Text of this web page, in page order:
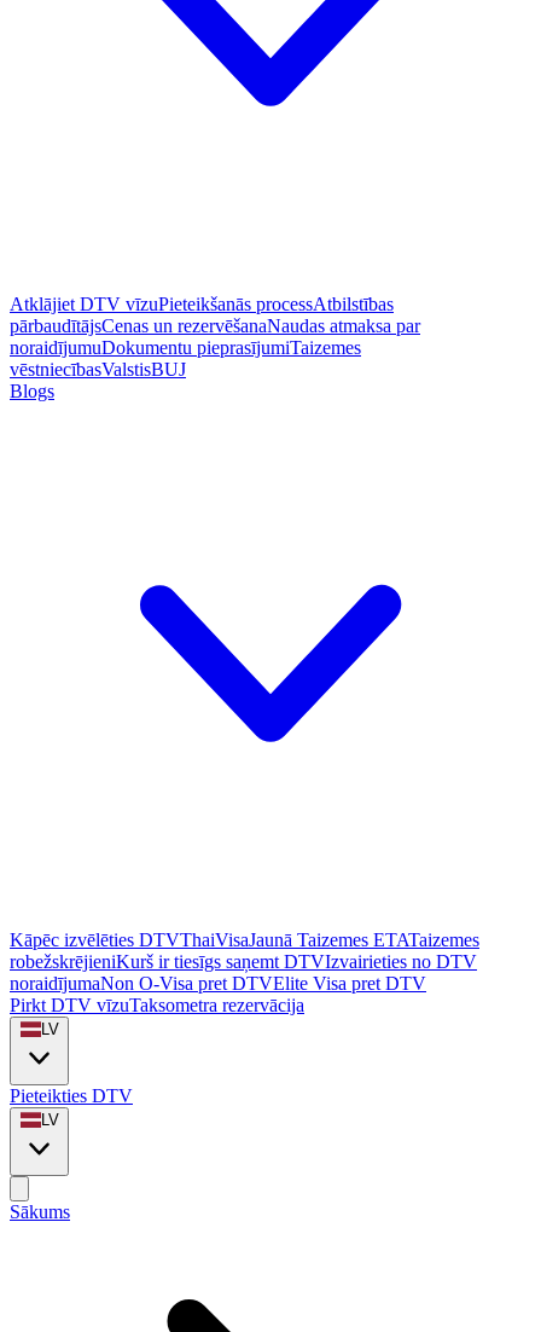
Atklājiet DTV vīzuPieteikšanās processAtbilstības
pārbaudītājsCenas un rezervēšanaNaudas atmaksa par
noraidījumuDokumentu pieprasījumiTaizemes
vēstniecībasValstisBUJ
Blogs
Kāpēc izvēlēties DTVThaiVisaJaunā Taizemes ETATaizemes
robežskrējieniKurš ir tiesīgs saņemt DTVIzvairieties no DTV
noraidījumaNon O-Visa pret DTVElite Visa pret DTV
Pirkt DTV vīzuTaksometra rezervācija
LV
Pieteikties DTV
LV
Sākums